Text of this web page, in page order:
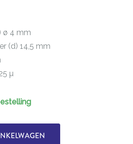
ø 4 mm
(d) 14,5 mm
µ